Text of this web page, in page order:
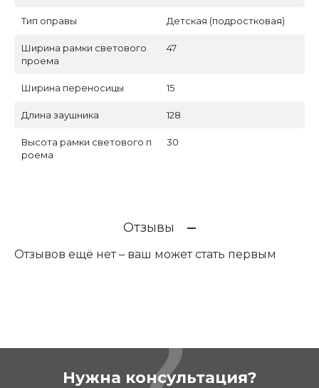
Тип оправы Детская (подростковая)
Ширина рамки светового
проема
47
Ширина переносицы 15
Длина заушника 128
Высота рамки светового п
роема
30
Отзывы
Отзывов ещё нет – ваш может стать первым
Нужна консультация?